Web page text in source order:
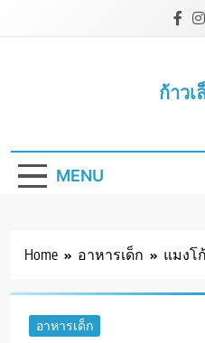
ก้าวเ
MENU
Home อาหารเด็ก แมงโ
อาหารเด็ก